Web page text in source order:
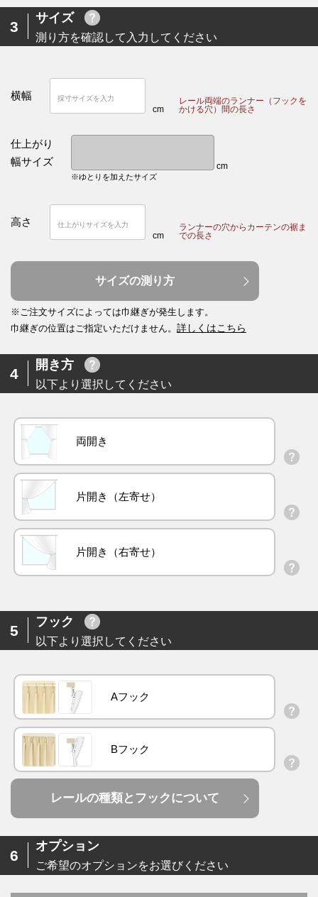
3
サイズ
測り方を確認して入力してください
横幅
cm
レール両端のランナー（フックを
かける穴）間の長さ
仕上がり
幅サイズ
cm
※ゆとりを加えたサイズ
高さ
cm
ランナーの穴からカーテンの裾ま
での長さ
サイズの測り方
※ご注文サイズによっては巾継ぎが発生します。
巾継ぎの位置はご指定いただけません。 詳しくはこちら
4
開き方
以下より選択してください
両開き
片開き（左寄せ）
片開き（右寄せ）
5
フック
以下より選択してください
Aフック
Bフック
レールの種類とフックについて
6
オプション
ご希望のオプションをお選びください